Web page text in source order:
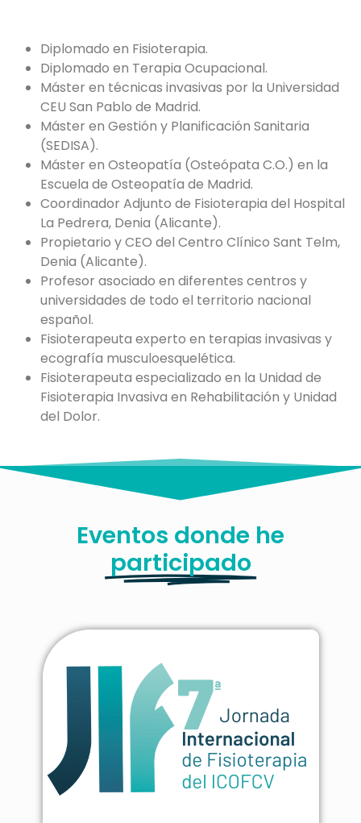
Diplomado en Fisioterapia.
Diplomado en Terapia Ocupacional.
Máster en técnicas invasivas por la Universidad
CEU San Pablo de Madrid.
Máster en Gestión y Planificación Sanitaria
(SEDISA).
Máster en Osteopatía (Osteópata C.O.) en la
Escuela de Osteopatía de Madrid.
Coordinador Adjunto de Fisioterapia del Hospital
La Pedrera, Denia (Alicante).
Propietario y CEO del Centro Clínico Sant Telm,
Denia (Alicante).
Profesor asociado en diferentes centros y
universidades de todo el territorio nacional
español.
Fisioterapeuta experto en terapias invasivas y
ecografía musculoesquelética.
Fisioterapeuta especializado en la Unidad de
Fisioterapia Invasiva en Rehabilitación y Unidad
del Dolor.
Eventos donde he
participado